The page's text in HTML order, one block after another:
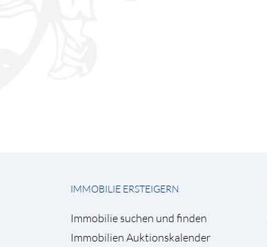
IMMOBILIE ERSTEIGERN
Immobilie suchen und finden
Immobilien Auktionskalender